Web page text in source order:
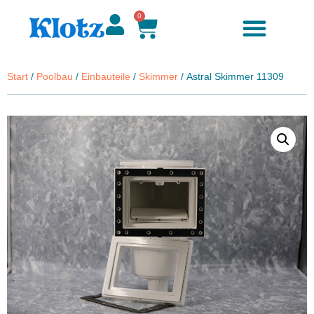
0
Start / Poolbau / Einbauteile / Skimmer / Astral Skimmer 11309